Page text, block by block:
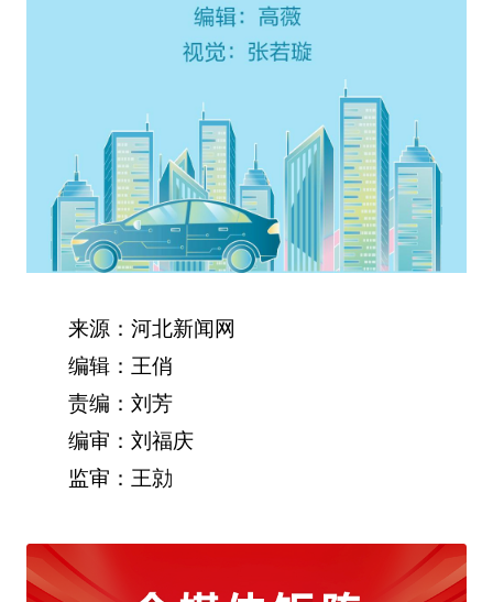
来源：河北新闻网
编辑：王俏
责编：刘芳
编审：刘福庆
监审：王勍